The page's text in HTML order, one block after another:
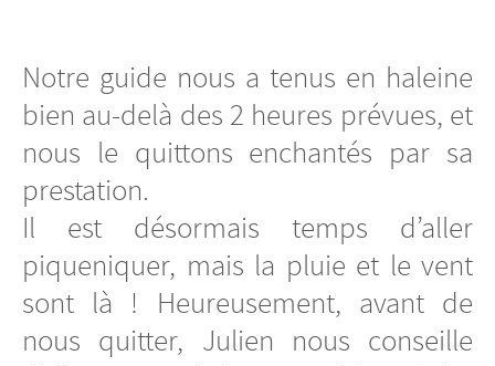
Notre guide nous a tenus en haleine
bien au-delà des 2 heures prévues, et
nous le quittons enchantés par sa
prestation.
Il est désormais temps d’aller
piqueniquer, mais la pluie et le vent
sont là ! Heureusement, avant de
nous quitter, Julien nous conseille